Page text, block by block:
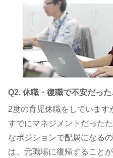
Q2. 休職・復職で不安だっ
2度の育児休職をしていま
すでにマネジメントだった
なポジションで配属になる
は、元職場に復帰すること